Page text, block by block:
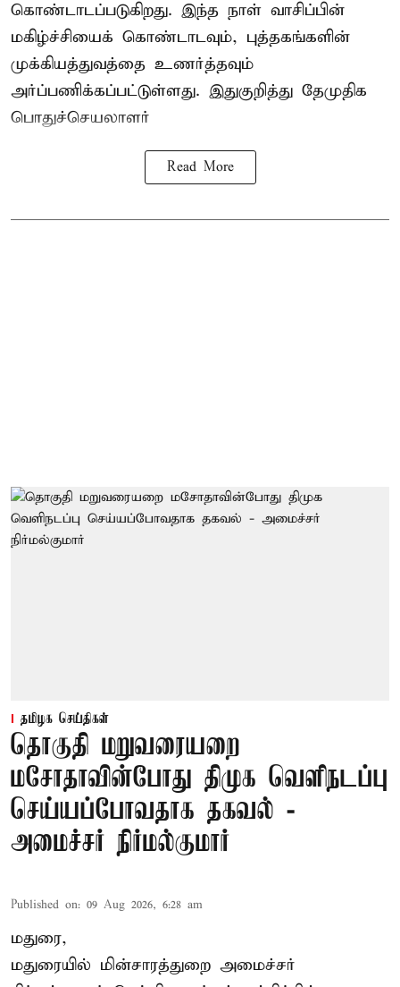
கொண்டாடப்படுகிறது. இந்த நாள் வாசிப்பின்
மகிழ்ச்சியைக் கொண்டாடவும், புத்தகங்களின்
முக்கியத்துவத்தை உணர்த்தவும்
அர்ப்பணிக்கப்பட்டுள்ளது. இதுகுறித்து தேமுதிக
பொதுச்செயலாளர்
Read More
தமிழக செய்திகள்
தொகுதி மறுவரையறை
மசோதாவின்போது திமுக வெளிநடப்பு
செய்யப்போவதாக தகவல் -
அமைச்சர் நிர்மல்குமார்
Published on: 09 Aug 2026, 6:28 am
மதுரை,
மதுரையில் மின்சாரத்துறை அமைச்சர்